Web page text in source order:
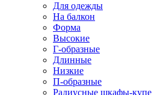
Для одежды
На балкон
Форма
Высокие
Г-образные
Длинные
Низкие
П-образные
Радиусные шкафы-купе